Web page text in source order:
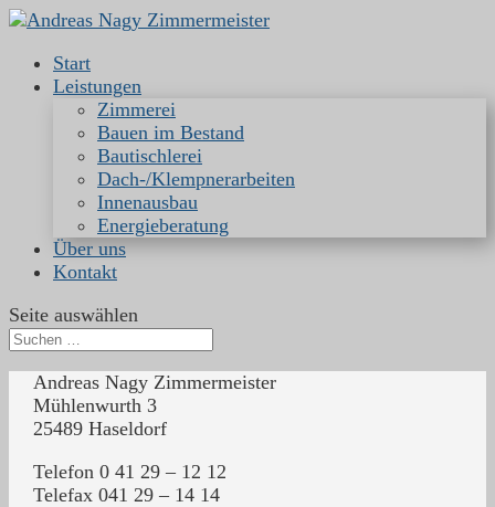
Start
Leistungen
Zimmerei
Bauen im Bestand
Bautischlerei
Dach-/Klempnerarbeiten
Innenausbau
Energieberatung
Über uns
Kontakt
Seite auswählen
Andreas Nagy Zimmermeister
Mühlenwurth 3
25489 Haseldorf
Telefon 0 41 29 – 12 12
Telefax 041 29 – 14 14